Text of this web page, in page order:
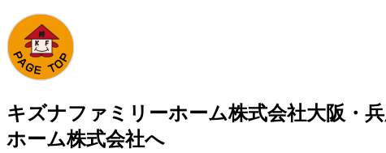
キズナファミリーホーム株式会社大阪・
ホーム株式会社へ